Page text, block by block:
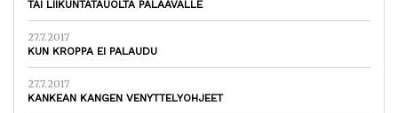
TAI LIIKUNTATAUOLTA PALAAVALLE
27.7.2017
KUN KROPPA EI PALAUDU
27.7.2017
KANKEAN KANGEN VENYTTELYOHJEET